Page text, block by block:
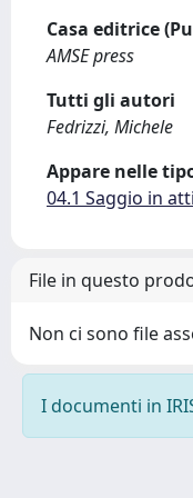
Casa editrice
AMSE press
Tutti gli autori
Fedrizzi, Michele
Appare nelle
04.1 Saggio in
File in questo
Non ci sono file
I documenti in